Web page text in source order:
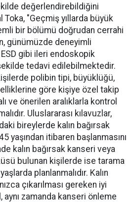
değerlendirebildiğini
Toka, "Geçmiş yıllarda büyük
bir bölümü doğrudan cerrahi
günümüzde deneyimli
gibi ileri endoskopik
tedavi edilebilmektedir.
polibin tipi, büyüklüğü,
göre kişiye özel takip
ve önerilen aralıklarla kontrol
Uluslararası kılavuzlar,
bireylerde kalın bağırsak
yaşından itibaren başlanmasını
kalın bağırsak kanseri veya
bulunan kişilerde ise tarama
planlanmalıdır. Kalın
çıkarılması gereken iyi
zamanda kanseri önleme